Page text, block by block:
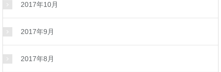
2017年10月
2017年9月
2017年8月